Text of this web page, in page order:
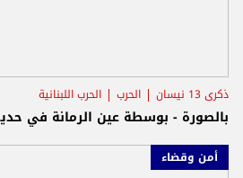
ذكرى 13 نيسان الحرب الحرب اللبنانية
بالصورة - بوسطة عين الرمانة في
أمن وقضاء